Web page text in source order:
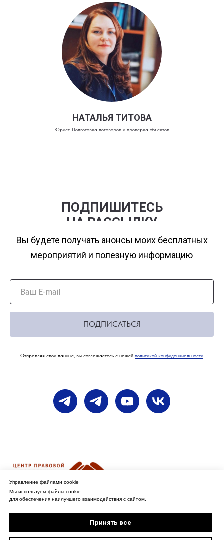
НАТАЛЬЯ ТИТОВА
Юрист. Подготовка договоров и проверка объектов
ПОДПИШИТЕСЬ
НА РАССЫЛКУ
Вы будете получать анонсы моих бесплатных
мероприятий и полезную информацию
ПОДПИСАТЬСЯ
Отправляя свои данные, вы соглашаетесь с нашей политикой конфиденциальности
Адрес: Москва, 127287, ул. 2-я Хуторская, д. 38А, стр. 26
Управление файлами cookie
Мы используем файлы cookie
для обеспечения наилучшего взаимодействия с сайтом.
Принять все